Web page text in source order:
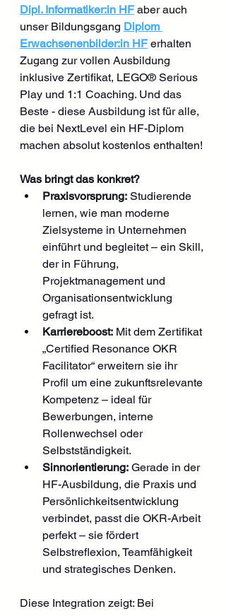
Dipl. Informatiker:in HF aber auch
unser Bildungsgang Diplom
Erwachsenenbilder:in HF erhalten
Zugang zur vollen Ausbildung
inklusive Zertifikat, LEGO® Serious
Play und 1:1 Coaching. Und das
Beste - diese Ausbildung ist für alle,
die bei NextLevel ein HF-Diplom
machen absolut kostenlos enthalten!
Was bringt das konkret?
Praxisvorsprung: Studierende
lernen, wie man moderne
Zielsysteme in Unternehmen
einführt und begleitet – ein Skill,
der in Führung,
Projektmanagement und
Organisationsentwicklung
gefragt ist.
Karriereboost: Mit dem Zertifikat
„Certified Resonance OKR
Facilitator“ erweitern sie ihr
Profil um eine zukunftsrelevante
Kompetenz – ideal für
Bewerbungen, interne
Rollenwechsel oder
Selbstständigkeit.
Sinnorientierung: Gerade in der
HF-Ausbildung, die Praxis und
Persönlichkeitsentwicklung
verbindet, passt die OKR-Arbeit
perfekt – sie fördert
Selbstreflexion, Teamfähigkeit
und strategisches Denken.
Diese Integration zeigt: Bei